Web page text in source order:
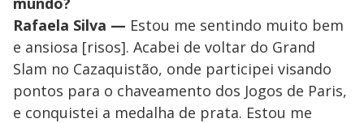
Rafaela Silva — Estou me sentindo muito bem
e ansiosa [risos]. Acabei de voltar do Grand
Slam no Cazaquistão, onde participei visando
pontos para o chaveamento dos Jogos de Paris,
e conquistei a medalha de prata. Estou me